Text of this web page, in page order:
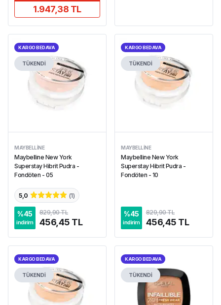
1.947,38 TL
KARGO BEDAVA
TÜKENDİ
MAYBELLINE
Maybelline New York
Superstay Hibrit Pudra -
Fondöten - 05
5,0 (1)
%45
indirim
829,90 TL
456,45 TL
KARGO BEDAVA
TÜKENDİ
MAYBELLINE
Maybelline New York
Superstay Hibrit Pudra -
Fondöten - 10
%45
indirim
829,90 TL
456,45 TL
KARGO BEDAVA
TÜKENDİ
KARGO BEDAVA
TÜKENDİ